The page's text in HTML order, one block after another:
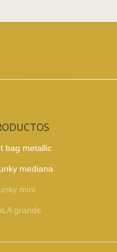
bag metallic
mediana
mini
grande